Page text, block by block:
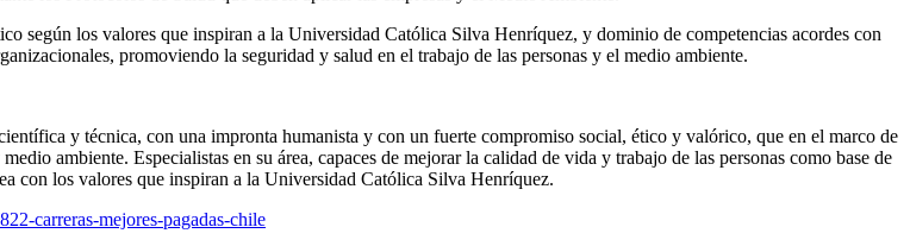
según los valores que inspiran a la Universidad Católica Silva Henríquez, y dominio de competencias acordes con
promoviendo la seguridad y salud en el trabajo de las personas y el medio ambiente.
y técnica, con una impronta humanista y con un fuerte compromiso social, ético y valórico, que en el marco de
ambiente. Especialistas en su área, capaces de mejorar la calidad de vida y trabajo de las personas como base de
con los valores que inspiran a la Universidad Católica Silva Henríquez.
carreras-mejores-pagadas-chile